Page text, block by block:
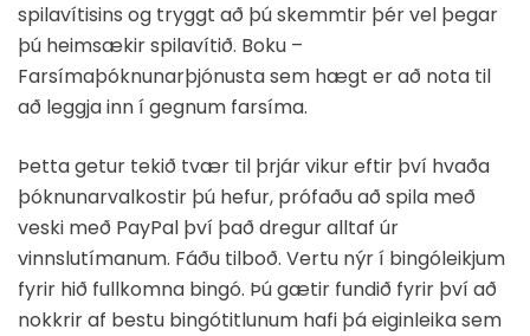
spilavítisins og tryggt að þú skemmtir þér vel þegar
þú heimsækir spilavítið. Boku –
Farsímaþóknunarþjónusta sem hægt er að nota til
að leggja inn í gegnum farsíma.
Þetta getur tekið tvær til þrjár vikur eftir því hvaða
þóknunarvalkostir þú hefur, prófaðu að spila með
veski með PayPal því það dregur alltaf úr
vinnslutímanum. Fáðu tilboð. Vertu nýr í bingóleikjum
fyrir hið fullkomna bingó. Þú gætir fundið fyrir því að
nokkrir af bestu bingótitlunum hafi þá eiginleika sem